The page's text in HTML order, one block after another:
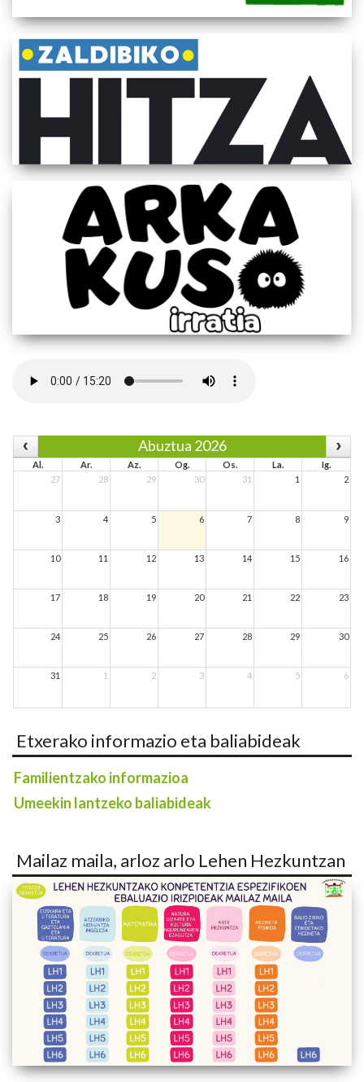
Abuztua 2026
Al. Ar. Az. Og. Os. La.
Ig.
27
28 29 30 31 1 2
3 4 5 6 7 8 9
10 11 12 13 14 15 16
17 18 19 20 21 22 23
24 25 26 27 28 29 30
31 1 2 3 4 5 6
Etxerako informazio eta baliabideak
Familientzako informazioa
Umeekin lantzeko baliabideak
Mailaz maila, arloz arlo Lehen Hezkuntzan